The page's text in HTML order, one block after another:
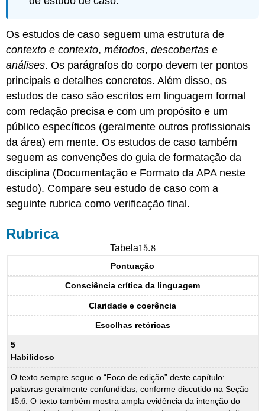
Os estudos de caso seguem uma estrutura de
contexto e contexto,métodos,descobertas e
análises. Os parágrafos do corpo devem ter pontos
principais e detalhes concretos. Além disso, os
estudos de caso são escritos em linguagem formal
com redação precisa e com um propósito e um
público específicos (geralmente outros profissionais
da área) em mente. Os estudos de caso também
seguem as convenções do guia de formatação da
disciplina (Documentação e Formato da APA neste
estudo). Compare seu estudo de caso com a
seguinte rubrica como verificação final.
Rubrica
Tabela15.8
15.8
Pontuação
Consciência crítica da linguagem
Claridade e coerência
Escolhas retóricas
5
Habilidoso
O texto sempre segue o “Foco de edição” deste capítulo:
palavras geralmente confundidas, conforme discutido na Seção
15.6
15.6. O texto também mostra ampla evidência da intenção do